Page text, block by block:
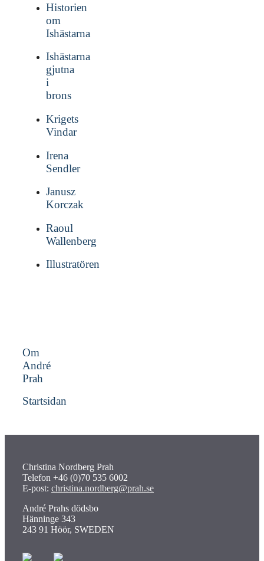
Historien
om
Ishästarna
Ishästarna
gjutna
i
brons
Krigets
Vindar
Irena
Sendler
Janusz
Korczak
Raoul
Wallenberg
Illustratören
Om
André
Prah
Startsidan
Christina Nordberg Prah
Telefon +46 (0)70 535 6002
E-post: christina.nordberg@prah.se
André Prahs dödsbo
Hänninge 343
243 91 Höör, SWEDEN